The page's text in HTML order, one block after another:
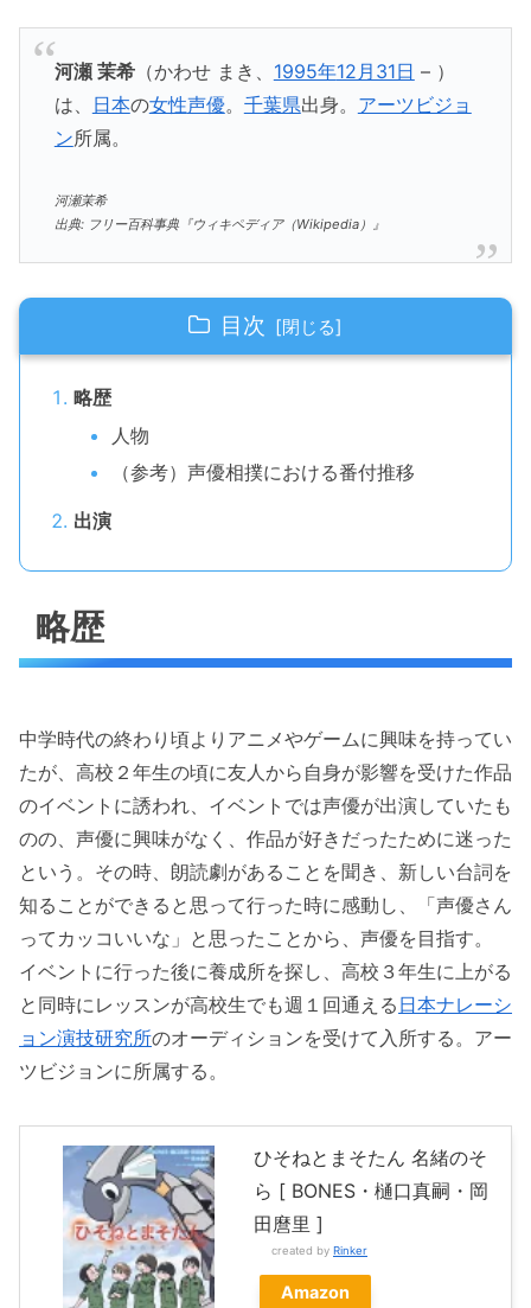
河瀬 茉希（かわせ まき、 1995年12月31日 – ）
は、
日本の女性声優。 千葉県出身。 アーツビジョ
ン所属。
河瀬茉希
出典: フリー百科事典『ウィキペディア（Wikipedia）』
目次
略歴
人物
（参考）声優相撲における番付推移
出演
略歴
中学時代の終わり頃よりアニメやゲームに興味を持ってい
たが、高校２年生の頃に友人から自身が影響を受けた作品
のイベントに誘われ、イベントでは声優が出演していたも
のの、声優に興味がなく、作品が好きだったために迷った
という。その時、朗読劇があることを聞き、新しい台詞を
知ることができると思って行った時に感動し、「声優さん
ってカッコいいな」と思ったことから、声優を目指す。
イベントに行った後に養成所を探し、高校３年生に上がる
と同時にレッスンが高校生でも週１回通える 日本ナレーシ
ョン演技研究所のオーディションを受けて入所する。アー
ツビジョンに所属する。
ひそねとまそたん 名緒のそ
ら [ BONES・樋口真嗣・岡
田麿里 ]
created by Rinker
Amazon